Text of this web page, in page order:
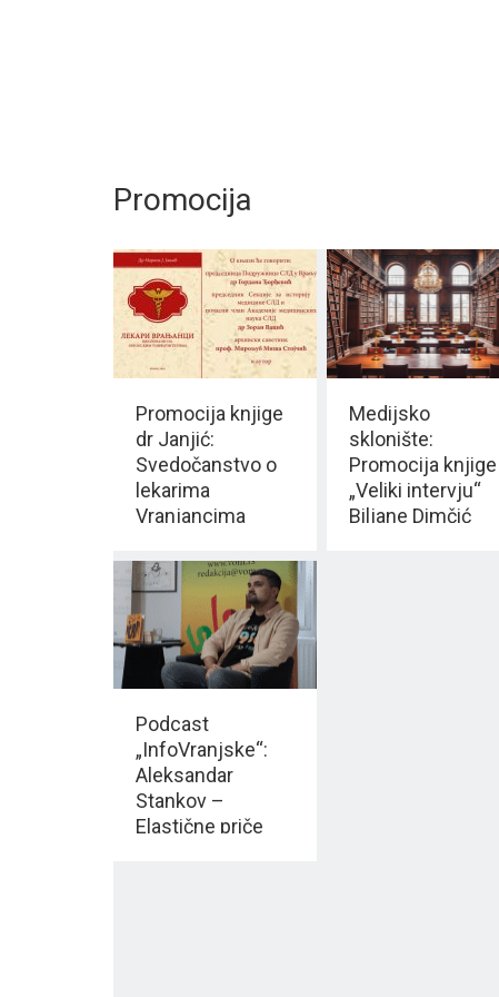
Promocija
Promocija knjige
dr Janjić:
Svedočanstvo o
lekarima
Vranjancima
EVROPI
Medijsko
sklonište:
Promocija knjige
„Veliki intervju“
Biljane Dimčić
Podcast
„InfoVranjske“:
Aleksandar
Stankov –
Elastične priče